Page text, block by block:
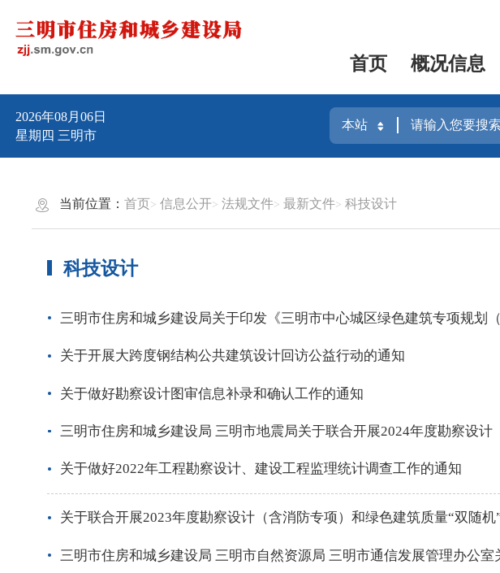
首页 概况信息
2026年08月06日
星期四 三明市
当前位置：首页 信息公开 法规文件 最新文件 科技设计
科技设计
三明市住房和城乡建设局关于印发《三明市中心城区绿色建筑专项规划
关于开展大跨度钢结构公共建筑设计回访公益行动的通知
关于做好勘察设计图审信息补录和确认工作的通知
三明市住房和城乡建设局 三明市地震局关于联合开展2024年度勘察设
关于做好2022年工程勘察设计、建设工程监理统计调查工作的通知
关于联合开展2023年度勘察设计（含消防专项）和绿色建筑质量“双随机
三明市住房和城乡建设局 三明市自然资源局 三明市通信发展管理办公